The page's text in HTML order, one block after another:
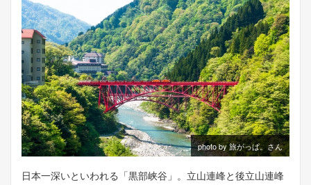
photo by 旅がっぱ。さん
日本一深いといわれる「黒部峡谷」。立山連峰と後立山連峰